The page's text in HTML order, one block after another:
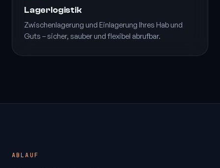
Lagerlogistik
Zwischenlagerung und Einlagerung Ihres Hab und
Guts – sicher, sauber und flexibel abrufbar.
ABLAUF